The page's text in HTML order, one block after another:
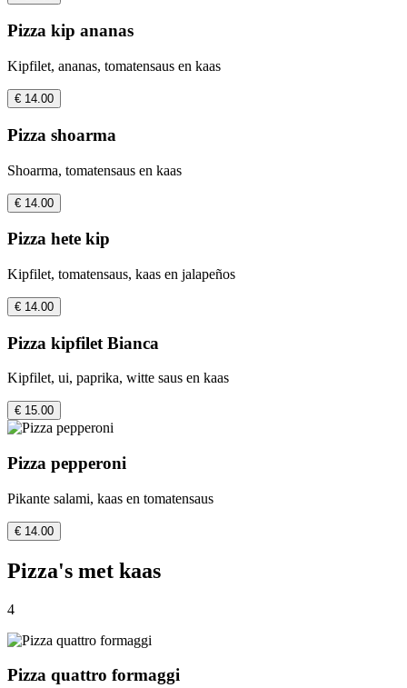
Pizza kip ananas
Kipfilet, ananas, tomatensaus en kaas
€ 14.00
Pizza shoarma
Shoarma, tomatensaus en kaas
€ 14.00
Pizza hete kip
Kipfilet, tomatensaus, kaas en jalapeños
€ 14.00
Pizza kipfilet Bianca
Kipfilet, ui, paprika, witte saus en kaas
€ 15.00
Pizza pepperoni
Pikante salami, kaas en tomatensaus
€ 14.00
Pizza's met kaas
4
Pizza quattro formaggi